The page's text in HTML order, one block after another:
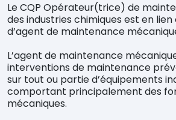
Le CQP Opérateur(trice) de
des industries chimiques est en
d’agent de maintenance
L’agent de maintenance
interventions de maintenance
sur tout ou partie d’équipements
comportant principalement des
mécaniques.